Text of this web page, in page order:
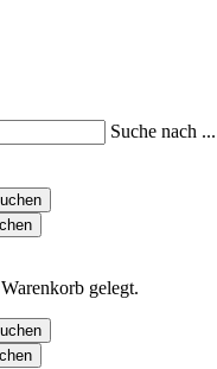
Suche nach ...
gelegt.